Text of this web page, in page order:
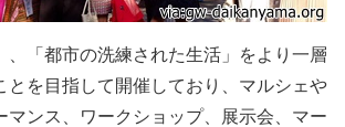
、「都市の洗練された生活」をより一層
とを目指して開催しており、マルシェや
マンス、ワークショップ、展示会、マー